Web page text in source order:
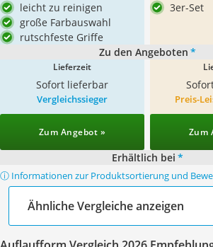
leicht zu reinigen
große Farbauswahl
rutschfeste Griffe
3er-Set
Zu den Angeboten *
Lieferzeit
Sofort lieferbar
Vergleichssieger
Zum Angebot »
Preis-
Zum
Erhältlich bei *
ⓘ Informationen zur Produktsortierung und
Ähnliche Vergleiche anzeigen